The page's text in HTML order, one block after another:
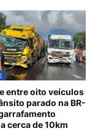
entre oito veículos
parado na BR-
cerca de 10km